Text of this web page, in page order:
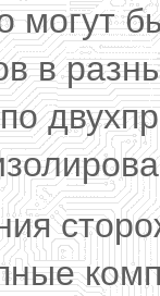
могут
в